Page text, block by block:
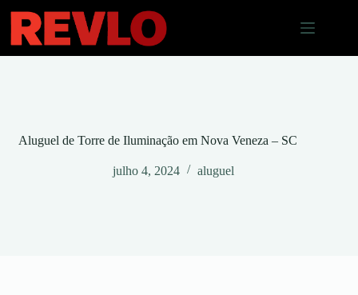
para
conteúdo
Aluguel de Torre de Iluminação em Nova Veneza – SC
julho 4, 2024 aluguel